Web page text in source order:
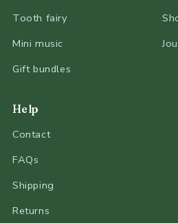
Tooth fairy
Mini music
Gift bundles
Help
Contact
FAQs
Shipping
Returns